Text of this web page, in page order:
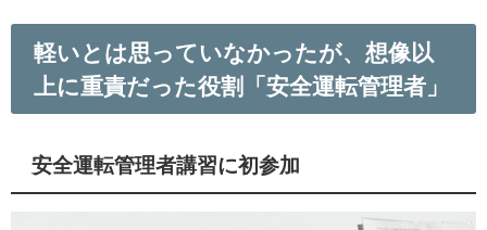
軽いとは思っていなかったが、想像以
上に重責だった役割「安全運転管理者」
安全運転管理者講習に初参加